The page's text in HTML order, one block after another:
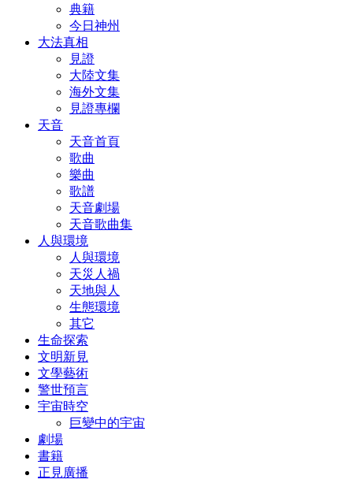
典籍
今日神州
大法真相
見證
大陸文集
海外文集
見證專欄
天音
天音首頁
歌曲
樂曲
歌譜
天音劇場
天音歌曲集
人與環境
人與環境
天災人禍
天地與人
生態環境
其它
生命探索
文明新見
文學藝術
警世預言
宇宙時空
巨變中的宇宙
劇場
書籍
正見廣播